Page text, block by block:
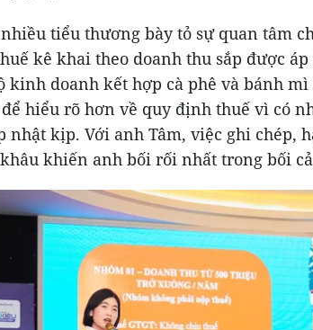
tiểu thương bày tỏ sự quan tâm
kê khai theo doanh thu sắp được
kinh doanh kết hợp cà phê và bánh
hiểu rõ hơn về quy định thuế vì có
nhật kịp. Với anh Tâm, việc ghi chép,
khiến anh bối rối nhất trong bối